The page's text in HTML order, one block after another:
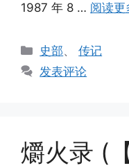
1987 年 8 … 阅读更
分
类
史部、传记
发表评论
爝火录 (